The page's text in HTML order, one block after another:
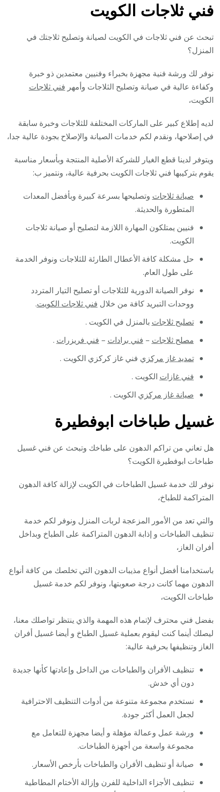
فني ثلاجات الكويت
تبحث عن فني ثلاجات في الكويت لصيانة وتصليح ثلاجتك في
المنزل؟
نوفر لك ورشة فنية مجهزة بخبراء وفنيين معتمدين ذو خبرة
وكفاءة عالية في صيانة وتصليح الثلاجات وأمهر فني ثلاجات
الكويت،
لديه إطلاع كبير على الماركات المختلفة للثلاجات وخبرة سابقة
في إصلاحها، ونقدم لكم خدمات الصيانة والإصلاح بجودة عالية جدا،
ويتوفر لدينا قطع الغيار للشركة الأصلية المنتجة وبأسعار مناسبة
يقوم بتركيبها فني ثلاجات الكويت بحرفية عالية، ونتميز ب:
صيانة ثلاجات وتصليحها بسرعة كبيرة وبأفضل المعدات
المتطورة والحديثة.
فنيين يمتلكون المهارة اللازمة لتصليح أو صيانة ثلاجات
الكويت.
حل مشكلة كافة الأعطال الطارئة للثلاجات ونوفر الخدمة
على طول العام.
نوفر الصيانة الدورية للثلاجات أو تصليح التيار المتردد
ووحدات التبريد كافة من خلال فني ثلاجات الكويت.
تصليح ثلاجات بالمنزل في الكويت .
مصلح ثلاجات – فني برادات – فني فريزرات .
تمديد غاز مركزي فني غاز كركزي الكويت .
فني غازات الكويت .
صيانة غاز مركزي الكويت .
غسيل طباخات ابوفطيرة
هل تعاني من تراكم الدهون على طباخك وتبحث عن فني غسيل
طباخات ابوفطيرة الكويت؟
نوفر لك خدمة غسيل الطباخات في الكويت لإزالة كافة الدهون
المتراكمة للطباخ،
والتي تعد من الأمور المزعجة لربات المنزل ونوفر لكم خدمة
تنظيف الطباخات و إذابة الدهون المتراكمة على الطباخ وبداخل
أفران الغاز،
باستخدامنا أفضل أنواع مذيبات الدهون التي تخلصك من كافة أنواع
الدهون مهما كانت درجة صعوبتها، ونوفر لكم خدمة غسيل
طباخات الكويت،
بفضل فني محترف لإتمام هذه المهمة والذي ينتظر تواصلك معنا،
ليصلك أينما كنت ليقوم بعملية غسيل الطباخ و أيضا غسيل أفران
الغاز وتنظيفها بحرفية عالية:
تنظيف الأفران والطباخات من الداخل وإعادتها كأنها جديدة
دون أي خدش.
نستخدم مجموعة متنوعة من أدوات التنظيف الاحترافية
لجعل العمل أكثر جودة.
ورشة عمل وعمالة مؤهلة و أيضا مجهزة للتعامل مع
مجموعة واسعة من أجهزة الطباخات.
صيانة أو تنظيف الأفران والطباخات بأرخص الأسعار.
تنظيف الأجزاء الداخلية للفرن وإزالة الأختام المطاطية